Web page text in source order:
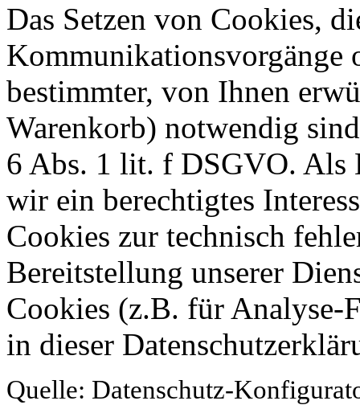
Das Setzen von Cookies,
Kommunikationsvorgänge
bestimmter, von Ihnen
Warenkorb) notwendig
6 Abs. 1 lit. f DSGVO. Als
wir ein berechtigtes
Cookies zur technisch
Bereitstellung unserer
Cookies (z.B. für Analyse-
in dieser
Quelle: Datenschutz-